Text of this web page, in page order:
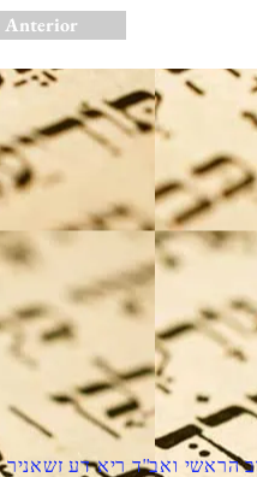
Anterior
הראשי ואב''ד ריא דע זשאניר